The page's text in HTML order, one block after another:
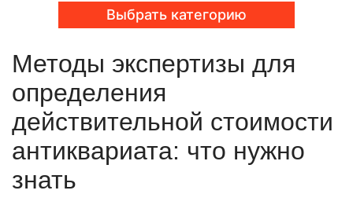
Почерковедческая экспертиза
Товароведческая экспертиза
Автотехническая экспертиза
Экспертиза электробытовой техники
Экспертиза по технике безопасности
Техническая экспертиза документов
Электротехническая экспертиза
Выбрать категорию
Фоноскопическая экспертиза
Психологическая экспертиза
Автотехническая экспертиза
Юридическая экспертиза
Экспертиза изделий из металлов
Экспертиза электробытовой техники
Экологическая экспертиза
Техническая экспертиза документов
Строительно-техническая экспертиза
Почерковедческая экспертиза
Методы экспертизы для
определения
действительной стоимости
антиквариата: что нужно
знать